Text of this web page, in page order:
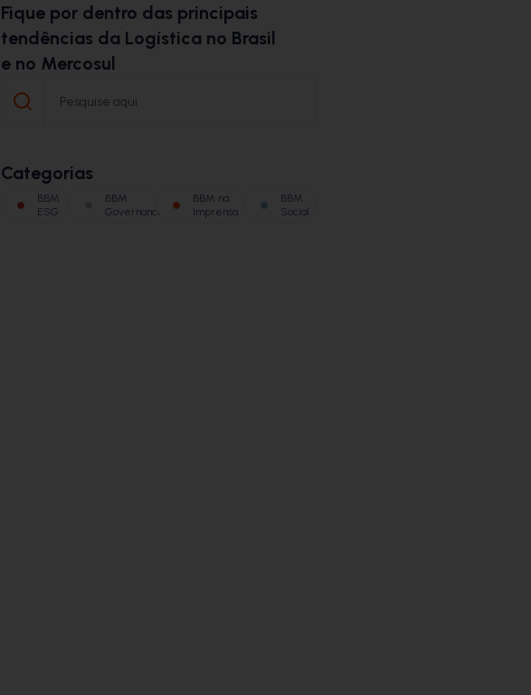
Fique por dentro das principais
tendências da Logística no Brasil
e no Mercosul
Categorias
BBM
ESG
BBM
Governance
BBM na
Imprensa
BBM
Social